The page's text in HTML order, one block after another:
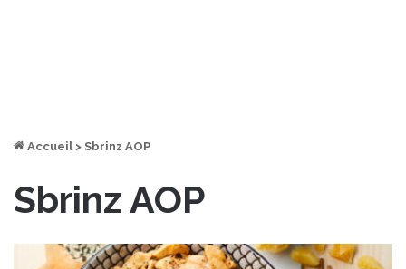
Accueil > Sbrinz AOP
Sbrinz AOP